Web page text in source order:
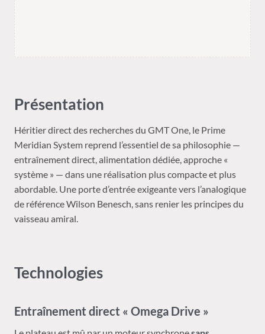
Présentation
Héritier direct des recherches du GMT One, le Prime
Meridian System reprend l’essentiel de sa philosophie —
entraînement direct, alimentation dédiée, approche «
système » — dans une réalisation plus compacte et plus
abordable. Une porte d’entrée exigeante vers l’analogique
de référence Wilson Benesch, sans renier les principes du
vaisseau amiral.
Technologies
Entraînement direct « Omega Drive »